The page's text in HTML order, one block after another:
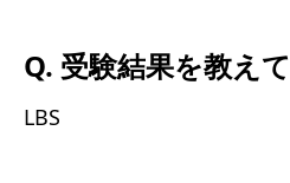
Q. 受験結果を教え
LBS